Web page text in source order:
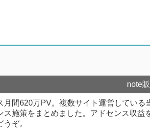
note
月間620万PV。複数サイト運営してい
ス施策をまとめました。アドセンス収
ぞ。